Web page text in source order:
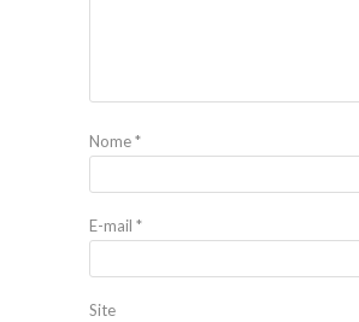
Nome*
E-mail *
Site